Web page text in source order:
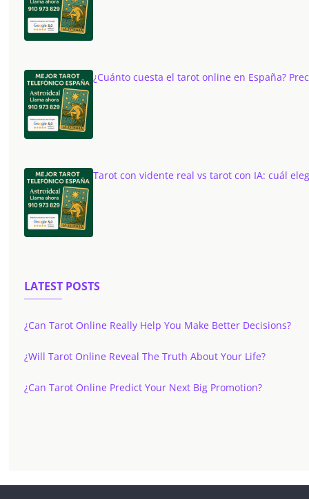
¿Cuánto cuesta el tarot online en España?
Tarot con vidente real vs tarot con IA: cuál
LATEST POSTS
¿Can Tarot Online Really Help You Make Better Decisions?
¿Will Tarot Online Reveal The Truth About Your Life?
¿Can Tarot Online Predict Your Next Big Promotion?